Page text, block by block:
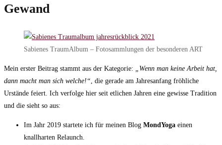
Gewand
Sabienes TraumAlbum – Fotosammlungen der besonderen ART
Mein erster Beitrag stammt aus der Kategorie: „Wenn man keine Arbeit hat,
dann macht man sich welche!“, die gerade am Jahresanfang fröhliche
Urstände feiert. Ich verfolge hier seit etlichen Jahren eine gewisse Tradition
und die sieht so aus:
Im Jahr 2019 startete ich für meinen Blog MondYoga einen
knallharten Relaunch.